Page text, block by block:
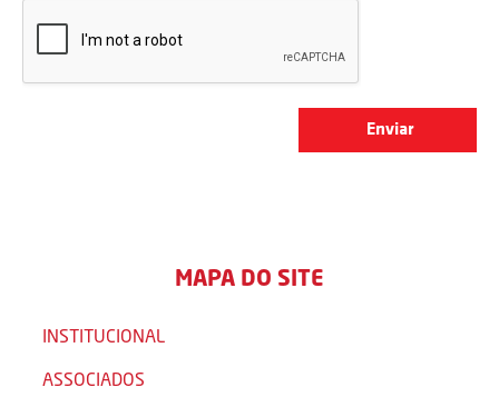
MAPA DO SITE
INSTITUCIONAL
ASSOCIADOS